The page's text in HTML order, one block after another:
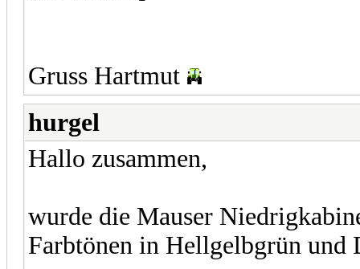
Gruss Hartmut
hurgel
Hallo zusammen,
wurde die Mauser
Farbtönen in Hellgelbgrün und